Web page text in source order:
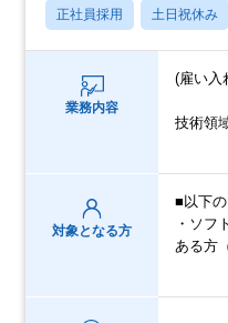
正社員採用 土日祝休み
業務内容
(雇い入
技術領
対象となる方
■以下
・ソフ
ある方